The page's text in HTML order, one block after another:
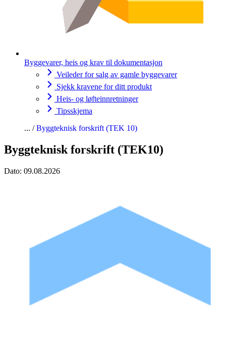
Byggevarer, heis og krav til dokumentasjon
Veileder for salg av gamle byggevarer
Sjekk kravene for ditt produkt
Heis- og løfteinnretninger
Tipsskjema
Byggteknisk forskrift (TEK 10)
Byggteknisk forskrift (TEK10)
Dato: 09.08.2026